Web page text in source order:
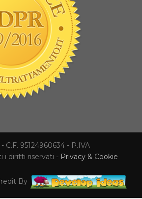
C.F. 95124960634 - P.IVA
i diritti riservati - Privacy & Cookie
By